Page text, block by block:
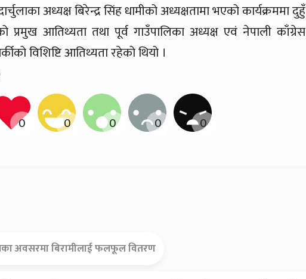
अध्यक्ष बिरेन्द्र सिंह धामीको अध्यक्षतामा भएको कार्यक्रममा दुहुँ
प्रमुख आतिथ्यता तथा पूर्व गाउँपालिका अध्यक्ष एवं नेपाली काँग्रेस
विशिष्टि आतिथ्यता रहेको थियो ।
अवसरमा बिरामीलाई फलफूल वितरण